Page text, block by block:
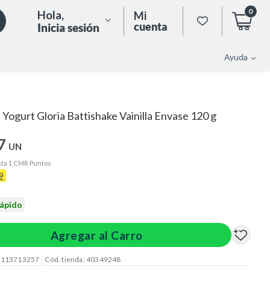
Hola,
Inicia sesión
Mi
cuenta
0
Ayuda
Yogurt Gloria Battishake Vainilla Envase 120 g
UN
1 CMR Puntos
Agregar al Carro
Cód. tienda: 40349248